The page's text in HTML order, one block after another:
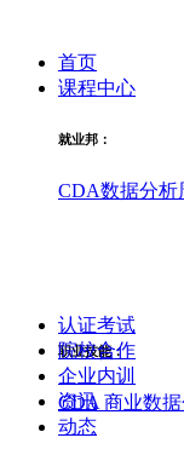
首页
课程中心
就业邦：
CDA数据分析
职业技能：
CDA 商业数
认证考试
院校合作
企业内训
资讯
动态